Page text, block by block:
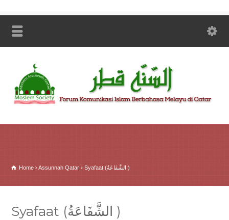
Home Assunnah Qatar Syafaat (الشَّفَاعَةُ )
Syafaat (الشَّفَاعَةُ )